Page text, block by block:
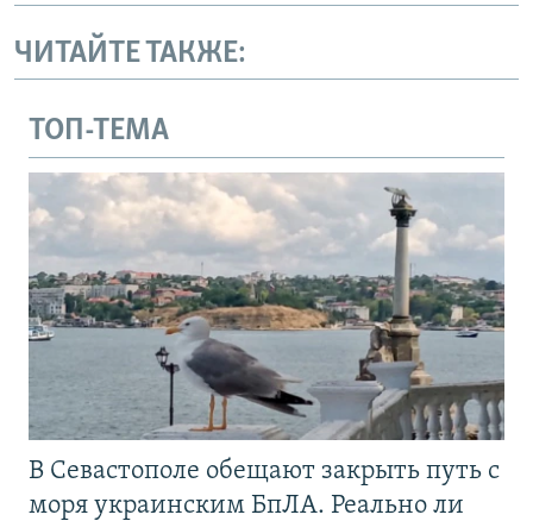
ЧИТАЙТЕ ТАКЖЕ:
ТОП-ТЕМА
В Севастополе обещают закрыть путь с
моря украинским БпЛА. Реально ли